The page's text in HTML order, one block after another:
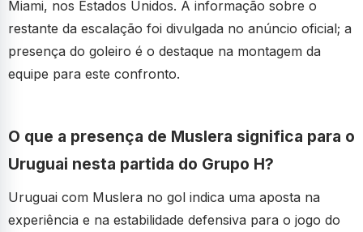
Miami, nos Estados Unidos. A informação sobre o
restante da escalação foi divulgada no anúncio oficial; a
presença do goleiro é o destaque na montagem da
equipe para este confronto.
O que a presença de Muslera significa para o
Uruguai nesta partida do Grupo H?
Uruguai com Muslera no gol indica uma aposta na
experiência e na estabilidade defensiva para o jogo do